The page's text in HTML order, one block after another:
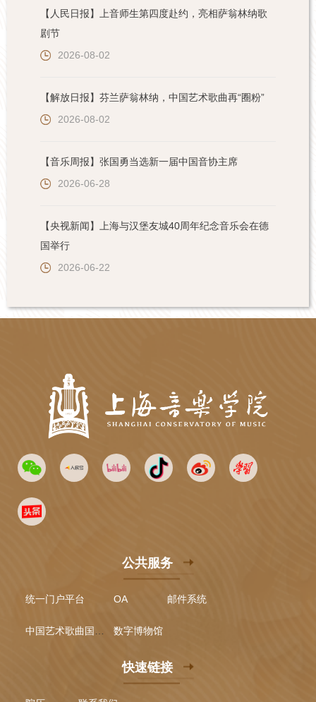
【人民日报】上音师生第四度赴约，亮相萨翁林纳歌
剧节
2026-08-02
【解放日报】芬兰萨翁林纳，中国艺术歌曲再“圈粉”
2026-08-02
【音乐周报】张国勇当选新一届中国音协主席
2026-06-28
【央视新闻】上海与汉堡友城40周年纪念音乐会在德
国举行
2026-06-22
公共服务
统一门户平台 OA 邮件系统
中国艺术歌曲国际声乐比赛 数字博物馆
快速链接